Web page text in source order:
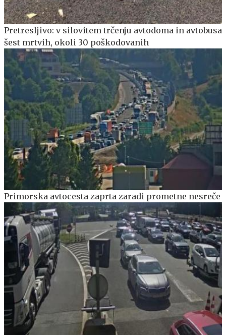
Pretresljivo: v silovitem trčenju avtodoma in avtobusa
šest mrtvih, okoli 30 poškodovanih
Primorska avtocesta zaprta zaradi prometne nesreče